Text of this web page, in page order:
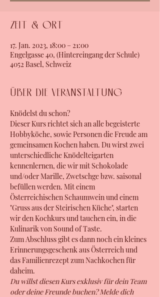
Zeit & Ort
17. Jan. 2023, 18:00 – 21:00
Engelgasse 40, (Hintereingang der Schule)
4052 Basel, Schweiz
Über die Veranstaltung
Knödelst du schon?
Dieser Kurs richtet sich an alle begeisterte
Hobbyköche, sowie Personen die Freude am
gemeinsamen Kochen haben. Du wirst zwei
unterschiedliche Knödelteigarten
kennenlernen, die wir mit Schokolade
und/oder Marille, Zwetschge bzw. saisonal
befüllen werden. Mit einem
Österreichischen Schaumwein und einem
"Gruss aus der Steirischen Küche", starten
wir den Kochkurs und tauchen ein, in die
Kulinarik von Sound of Taste.
Zum Abschluss gibt es dann noch ein kleines
Erinnerungsgeschenk aus Österreich und
das Familienrezept zum Nachkochen für
daheim.
Du willst diesen Kurs exklusiv für dein Team
oder deine Freunde buchen? Melde dich